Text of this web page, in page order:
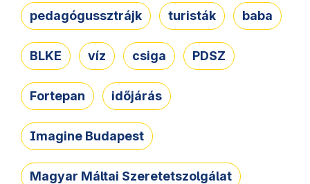
pedagógussztrájk turisták baba
BLKE víz csiga PDSZ
Fortepan időjárás
Imagine Budapest
Magyar Máltai Szeretetszolgálat